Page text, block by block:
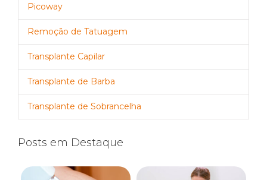
Picoway
Remoção de Tatuagem
Transplante Capilar
Transplante de Barba
Transplante de Sobrancelha
Posts em Destaque